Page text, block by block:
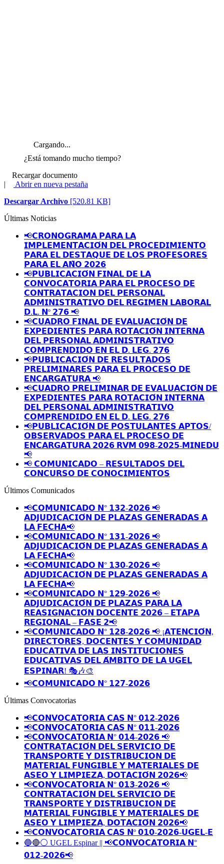
Cargando...
¿Está tomando mucho tiempo?
Recargar documento
|
Abrir en nueva pestaña
Descargar Archivo [520.81 KB]
Últimas Noticias
📢𝗖𝗥𝗢𝗡𝗢𝗚𝗥𝗔𝗠𝗔 𝗣𝗔𝗥𝗔 𝗟𝗔
𝗜𝗠𝗣𝗟𝗘𝗠𝗘𝗡𝗧𝗔𝗖𝗜𝗢́𝗡 𝗗𝗘𝗟 𝗣𝗥𝗢𝗖𝗘𝗗𝗜𝗠𝗜𝗘𝗡𝗧𝗢
𝗣𝗔𝗥𝗔 𝗘𝗟 𝗗𝗘𝗦𝗧𝗔𝗤𝗨𝗘 𝗗𝗘 𝗟𝗢𝗦 𝗣𝗥𝗢𝗙𝗘𝗦𝗢𝗥𝗘𝗦
𝗣𝗔𝗥𝗔 𝗘𝗟 𝗔𝗡̃𝗢 𝟮𝟬𝟮𝟲
📢𝗣𝗨𝗕𝗟𝗜𝗖𝗔𝗖𝗜𝗢́𝗡 𝗙𝗜𝗡𝗔𝗟 𝗗𝗘 𝗟𝗔
𝗖𝗢𝗡𝗩𝗢𝗖𝗔𝗧𝗢𝗥𝗜𝗔 𝗣𝗔𝗥𝗔 𝗘𝗟 𝗣𝗥𝗢𝗖𝗘𝗦𝗢 𝗗𝗘
𝗖𝗢𝗡𝗧𝗥𝗔𝗧𝗔𝗖𝗜𝗢𝗡 𝗗𝗘𝗟 𝗣𝗘𝗥𝗦𝗢𝗡𝗔𝗟
𝗔𝗗𝗠𝗜𝗡𝗜𝗦𝗧𝗥𝗔𝗧𝗜𝗩𝗢 𝗗𝗘𝗟 𝗥𝗘𝗚𝗜𝗠𝗘𝗡 𝗟𝗔𝗕𝗢𝗥𝗔𝗟
𝗗.𝗟. 𝗡º 𝟮𝟳𝟲 📢
📢𝗖𝗨𝗔𝗗𝗥𝗢 𝗙𝗜𝗡𝗔𝗟 𝗗𝗘 𝗘𝗩𝗔𝗟𝗨𝗔𝗖𝗜𝗢́𝗡 𝗗𝗘
𝗘𝗫𝗣𝗘𝗗𝗜𝗘𝗡𝗧𝗘𝗦 𝗣𝗔𝗥𝗔 𝗥𝗢𝗧𝗔𝗖𝗜𝗢́𝗡 𝗜𝗡𝗧𝗘𝗥𝗡𝗔
𝗗𝗘𝗟 𝗣𝗘𝗥𝗦𝗢𝗡𝗔𝗟 𝗔𝗗𝗠𝗜𝗡𝗜𝗦𝗧𝗥𝗔𝗧𝗜𝗩𝗢
𝗖𝗢𝗠𝗣𝗥𝗘𝗡𝗗𝗜𝗗𝗢 𝗘𝗡 𝗘𝗟 𝗗. 𝗟𝗘𝗚. 𝟮𝟳𝟲
📢𝗣𝗨𝗕𝗟𝗜𝗖𝗔𝗖𝗜𝗢́𝗡 𝗗𝗘 𝗥𝗘𝗦𝗨𝗟𝗧𝗔𝗗𝗢𝗦
𝗣𝗥𝗘𝗟𝗜𝗠𝗜𝗡𝗔𝗥𝗘𝗦 𝗣𝗔𝗥𝗔 𝗘𝗟 𝗣𝗥𝗢𝗖𝗘𝗦𝗢 𝗗𝗘
𝗘𝗡𝗖𝗔𝗥𝗚𝗔𝗧𝗨𝗥𝗔 📢
📢𝗖𝗨𝗔𝗗𝗥𝗢 𝗣𝗥𝗘𝗟𝗜𝗠𝗜𝗡𝗔𝗥 𝗗𝗘 𝗘𝗩𝗔𝗟𝗨𝗔𝗖𝗜𝗢́𝗡 𝗗𝗘
𝗘𝗫𝗣𝗘𝗗𝗜𝗘𝗡𝗧𝗘𝗦 𝗣𝗔𝗥𝗔 𝗥𝗢𝗧𝗔𝗖𝗜𝗢́𝗡 𝗜𝗡𝗧𝗘𝗥𝗡𝗔
𝗗𝗘𝗟 𝗣𝗘𝗥𝗦𝗢𝗡𝗔𝗟 𝗔𝗗𝗠𝗜𝗡𝗜𝗦𝗧𝗥𝗔𝗧𝗜𝗩𝗢
𝗖𝗢𝗠𝗣𝗥𝗘𝗡𝗗𝗜𝗗𝗢 𝗘𝗡 𝗘𝗟 𝗗. 𝗟𝗘𝗚. 𝟮𝟳𝟲
📢𝗣𝗨𝗕𝗟𝗜𝗖𝗔𝗖𝗜𝗢́𝗡 𝗗𝗘 𝗣𝗢𝗦𝗧𝗨𝗟𝗔𝗡𝗧𝗘𝗦 𝗔𝗣𝗧𝗢𝗦/
𝗢𝗕𝗦𝗘𝗥𝗩𝗔𝗗𝗢𝗦 𝗣𝗔𝗥𝗔 𝗘𝗟 𝗣𝗥𝗢𝗖𝗘𝗦𝗢 𝗗𝗘
𝗘𝗡𝗖𝗔𝗥𝗚𝗔𝗧𝗨𝗥𝗔 𝟮𝟬𝟮𝟲 𝗥𝗩𝗠 𝟬𝟵𝟴-𝟮𝟬𝟮𝟱-𝗠𝗜𝗡𝗘𝗗𝗨
📢
📢 𝗖𝗢𝗠𝗨𝗡𝗜𝗖𝗔𝗗𝗢 – 𝗥𝗘𝗦𝗨𝗟𝗧𝗔𝗗𝗢𝗦 𝗗𝗘𝗟
𝗖𝗢𝗡𝗖𝗨𝗥𝗦𝗢 𝗗𝗘 𝗖𝗢𝗡𝗢𝗖𝗜𝗠𝗜𝗘𝗡𝗧𝗢𝗦
Últimos Comunicados
📢𝗖𝗢𝗠𝗨𝗡𝗜𝗖𝗔𝗗𝗢 𝗡° 𝟭𝟯𝟮-𝟮𝟬𝟮𝟲 📢
𝗔𝗗𝗝𝗨𝗗𝗜𝗖𝗔𝗖𝗜𝗢́𝗡 𝗗𝗘 𝗣𝗟𝗔𝗭𝗔𝗦 𝗚𝗘𝗡𝗘𝗥𝗔𝗗𝗔𝗦 𝗔
𝗟𝗔 𝗙𝗘𝗖𝗛𝗔📢
📢𝗖𝗢𝗠𝗨𝗡𝗜𝗖𝗔𝗗𝗢 𝗡° 𝟭𝟯𝟭-𝟮𝟬𝟮𝟲 📢
𝗔𝗗𝗝𝗨𝗗𝗜𝗖𝗔𝗖𝗜𝗢́𝗡 𝗗𝗘 𝗣𝗟𝗔𝗭𝗔𝗦 𝗚𝗘𝗡𝗘𝗥𝗔𝗗𝗔𝗦 𝗔
𝗟𝗔 𝗙𝗘𝗖𝗛𝗔📢
📢𝗖𝗢𝗠𝗨𝗡𝗜𝗖𝗔𝗗𝗢 𝗡° 𝟭𝟯𝟬-𝟮𝟬𝟮𝟲 📢
𝗔𝗗𝗝𝗨𝗗𝗜𝗖𝗔𝗖𝗜𝗢́𝗡 𝗗𝗘 𝗣𝗟𝗔𝗭𝗔𝗦 𝗚𝗘𝗡𝗘𝗥𝗔𝗗𝗔𝗦 𝗔
𝗟𝗔 𝗙𝗘𝗖𝗛𝗔📢
📢𝗖𝗢𝗠𝗨𝗡𝗜𝗖𝗔𝗗𝗢 𝗡° 𝟭𝟮𝟵-𝟮𝟬𝟮𝟲 📢
𝗔𝗗𝗝𝗨𝗗𝗜𝗖𝗔𝗖𝗜𝗢́𝗡 𝗗𝗘 𝗣𝗟𝗔𝗭𝗔𝗦 𝗣𝗔𝗥𝗔 𝗟𝗔
𝗥𝗘𝗔𝗦𝗜𝗚𝗡𝗔𝗖𝗜𝗢́𝗡 𝗗𝗢𝗖𝗘𝗡𝗧𝗘 𝟮𝟬𝟮𝟲 – 𝗘𝗧𝗔𝗣𝗔
𝗥𝗘𝗚𝗜𝗢𝗡𝗔𝗟 – 𝗙𝗔𝗦𝗘 𝟮📢
📢𝗖𝗢𝗠𝗨𝗡𝗜𝗖𝗔𝗗𝗢 𝗡° 𝟭𝟮𝟴-𝟮𝟬𝟮𝟲 📢 ¡𝗔𝗧𝗘𝗡𝗖𝗜𝗢́𝗡,
𝗗𝗜𝗥𝗘𝗖𝗧𝗢𝗥𝗘𝗦, 𝗗𝗢𝗖𝗘𝗡𝗧𝗘𝗦 𝗬 𝗖𝗢𝗠𝗨𝗡𝗜𝗗𝗔𝗗
𝗘𝗗𝗨𝗖𝗔𝗧𝗜𝗩𝗔 𝗗𝗘 𝗟𝗔𝗦 𝗜𝗡𝗦𝗧𝗜𝗧𝗨𝗖𝗜𝗢𝗡𝗘𝗦
𝗘𝗗𝗨𝗖𝗔𝗧𝗜𝗩𝗔𝗦 𝗗𝗘𝗟 𝗔́𝗠𝗕𝗜𝗧𝗢 𝗗𝗘 𝗟𝗔 𝗨𝗚𝗘𝗟
𝗘𝗦𝗣𝗜𝗡𝗔𝗥! 🎭🎶🎨
📢𝗖𝗢𝗠𝗨𝗡𝗜𝗖𝗔𝗗𝗢 𝗡° 𝟭𝟮𝟳-𝟮𝟬𝟮𝟲
Últimas Convocatorias
📢𝗖𝗢𝗡𝗩𝗢𝗖𝗔𝗧𝗢𝗥𝗜𝗔 𝗖𝗔𝗦 𝗡° 𝟬𝟭𝟮-𝟮𝟬𝟮𝟲
📢𝗖𝗢𝗡𝗩𝗢𝗖𝗔𝗧𝗢𝗥𝗜𝗔 𝗖𝗔𝗦 𝗡° 𝟬𝟭𝟭-𝟮𝟬𝟮𝟲
📢𝗖𝗢𝗡𝗩𝗢𝗖𝗔𝗧𝗢𝗥𝗜𝗔 𝗡° 𝟬𝟭𝟰-𝟮𝟬𝟮𝟲 📢
𝗖𝗢𝗡𝗧𝗥𝗔𝗧𝗔𝗖𝗜𝗢́𝗡 𝗗𝗘𝗟 𝗦𝗘𝗥𝗩𝗜𝗖𝗜𝗢 𝗗𝗘
𝗧𝗥𝗔𝗡𝗦𝗣𝗢𝗥𝗧𝗘 𝗬 𝗗𝗜𝗦𝗧𝗥𝗜𝗕𝗨𝗖𝗜𝗢𝗡 𝗗𝗘
𝗠𝗔𝗧𝗘𝗥𝗜𝗔𝗟 𝗙𝗨𝗡𝗚𝗜𝗕𝗟𝗘 𝗬 𝗠𝗔𝗧𝗘𝗥𝗜𝗔𝗟𝗘𝗦 𝗗𝗘
𝗔𝗦𝗘𝗢 𝗬 𝗟𝗜𝗠𝗣𝗜𝗘𝗭𝗔, 𝗗𝗢𝗧𝗔𝗖𝗜𝗢́𝗡 𝟮𝟬𝟮𝟲📢
📢𝗖𝗢𝗡𝗩𝗢𝗖𝗔𝗧𝗢𝗥𝗜𝗔 𝗡° 𝟬𝟭𝟯-𝟮𝟬𝟮𝟲 📢
𝗖𝗢𝗡𝗧𝗥𝗔𝗧𝗔𝗖𝗜𝗢́𝗡 𝗗𝗘𝗟 𝗦𝗘𝗥𝗩𝗜𝗖𝗜𝗢 𝗗𝗘
𝗧𝗥𝗔𝗡𝗦𝗣𝗢𝗥𝗧𝗘 𝗬 𝗗𝗜𝗦𝗧𝗥𝗜𝗕𝗨𝗖𝗜𝗢𝗡 𝗗𝗘
𝗠𝗔𝗧𝗘𝗥𝗜𝗔𝗟 𝗙𝗨𝗡𝗚𝗜𝗕𝗟𝗘 𝗬 𝗠𝗔𝗧𝗘𝗥𝗜𝗔𝗟𝗘𝗦 𝗗𝗘
𝗔𝗦𝗘𝗢 𝗬 𝗟𝗜𝗠𝗣𝗜𝗘𝗭𝗔, 𝗗𝗢𝗧𝗔𝗖𝗜𝗢́𝗡 𝟮𝟬𝟮𝟲📢
📢𝗖𝗢𝗡𝗩𝗢𝗖𝗔𝗧𝗢𝗥𝗜𝗔 𝗖𝗔𝗦 𝗡º 𝟬𝟭𝟬-𝟮𝟬𝟮𝟲-𝗨𝗚𝗘𝗟-𝗘
🔵🔴⚪️ UGEL Espinar || 📢𝗖𝗢𝗡𝗩𝗢𝗖𝗔𝗧𝗢𝗥𝗜𝗔 𝗡°
𝟬𝟭𝟮-𝟮𝟬𝟮𝟲📢